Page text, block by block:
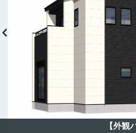
【外観